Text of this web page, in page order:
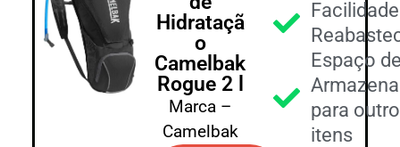
Hidrataçã
o
Camelbak
Rogue 2 l
Marca –
Camelbak
Espaço
para
itens